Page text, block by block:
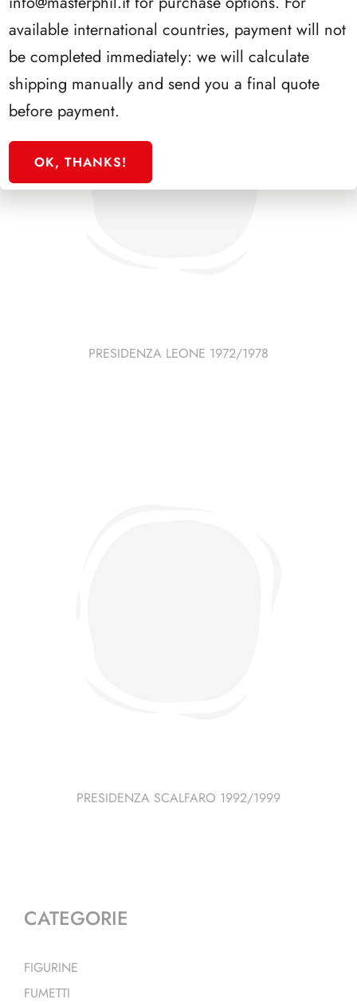
PRESIDENZA LEONE 1972/1978
PRESIDENZA SCALFARO 1992/1999
CATEGORIE
FIGURINE
FUMETTI
available international countries, payment will not
be completed immediately: we will calculate
shipping manually and send you a final quote
before payment.
OK, THANKS!